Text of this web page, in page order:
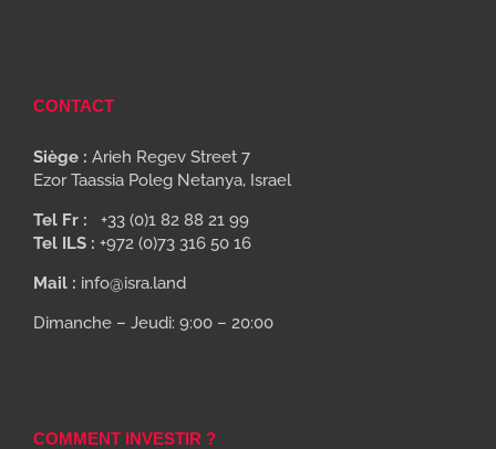
CONTACT
Siège : Arieh Regev Street 7
Ezor Taassia Poleg Netanya, Israel
Tel Fr : +33 (0)1 82 88 21 99
Tel ILS : +972 (0)73 316 50 16
Mail : info@isra.land
Dimanche – Jeudi: 9:00 – 20:00
COMMENT INVESTIR ?